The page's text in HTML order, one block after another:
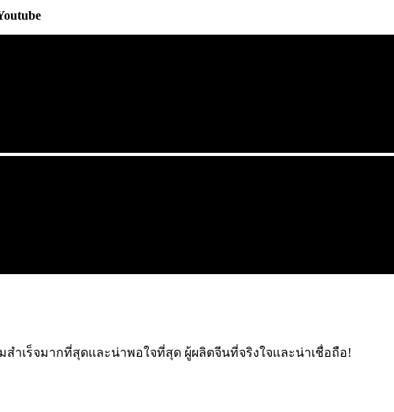
ำเร็จมากที่สุดและน่าพอใจที่สุด ผู้ผลิตจีนที่จริงใจและน่าเชื่อถือ!